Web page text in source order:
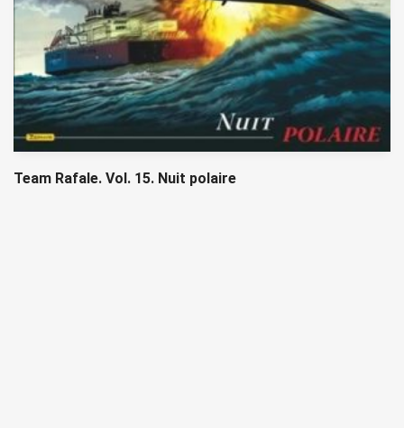
Team Rafale. Vol. 15. Nuit polaire